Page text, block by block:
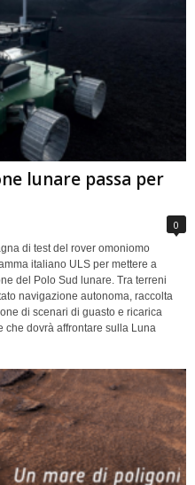
lunare passa per
0
di test del rover omoniomo
italiano ULS per mettere a
del Polo Sud lunare. Tra terreni
navigazione autonoma, raccolta
di scenari di guasto e ricarica
che dovrà affrontare sulla Luna